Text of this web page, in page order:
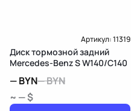
Артикул:11319
Диск тормозной задний
Mercedes-Benz S W140/C140
—BYN—BYN
~ — $